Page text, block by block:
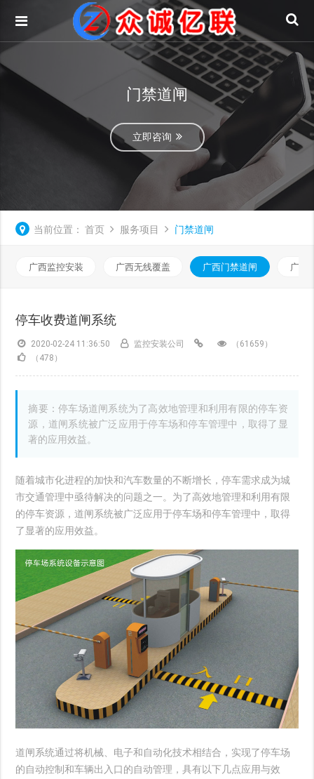
门禁道闸
立即咨询
当前位置： 首页 服务项目 门禁道闸
广西监控安装 广西无线覆盖 广西门禁道闸 广西
停车收费道闸系统
2020-02-24 11:36:50 监控安装公司
（61659）
（478）
摘要：停车场道闸系统为了高效地管理和利用有限的停车资
源，道闸系统被广泛应用于停车场和停车管理中，取得了显
著的应用效益。
随着城市化进程的加快和汽车数量的不断增长，停车需求成为城
市交通管理中亟待解决的问题之一。为了高效地管理和利用有限
的停车资源，道闸系统被广泛应用于停车场和停车管理中，取得
了显著的应用效益。
道闸系统通过将机械、电子和自动化技术相结合，实现了停车场
的自动控制和车辆出入口的自动管理，具有以下几点应用与效